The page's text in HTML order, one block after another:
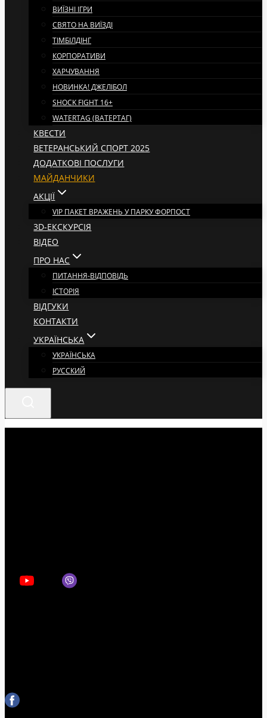
ВИЇЗНІ ІГРИ
СВЯТО НА ВИЇЗДІ
ТІМБІЛДІНГ
КОРПОРАТИВИ
ХАРЧУВАННЯ
НОВИНКА! ДЖЕЛІБОЛ
SHOCK FIGHT 16+
WATERTAG (ВАТЕРТАГ)
КВЕСТИ
ВЕТЕРАНСЬКИЙ СПОРТ 2025
ДОДАТКОВІ ПОСЛУГИ
МАЙДАНЧИКИ
АКЦІЇ
VIP ПАКЕТ ВРАЖЕНЬ У ПАРКУ ФОРПОСТ
3D-ЕКСКУРСІЯ
ВІДЕО
ПРО НАС
ПИТАННЯ-ВІДПОВІДЬ
ІСТОРІЯ
ВІДГУКИ
КОНТАКТИ
УКРАЇНСЬКА
УКРАЇНСЬКА
РУССКИЙ